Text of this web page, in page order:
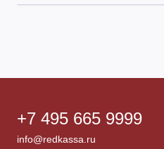
+7 495 665 9999
info@redkassa.ru